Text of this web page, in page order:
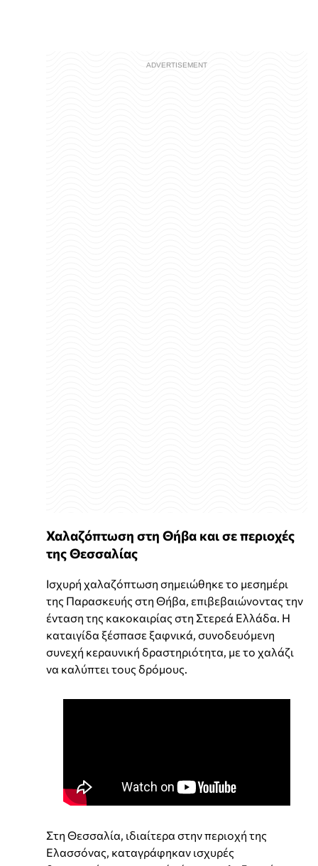
Χαλαζόπτωση στη Θήβα και σε περιοχές
της Θεσσαλίας
Ισχυρή χαλαζόπτωση σημειώθηκε το μεσημέρι
της Παρασκευής στη Θήβα, επιβεβαιώνοντας την
ένταση της κακοκαιρίας στη Στερεά Ελλάδα. Η
καταιγίδα ξέσπασε ξαφνικά, συνοδευόμενη
συνεχή κεραυνική δραστηριότητα, με το χαλάζι
να καλύπτει τους δρόμους.
Στη Θεσσαλία, ιδιαίτερα στην περιοχή της
Ελασσόνας, καταγράφηκαν ισχυρές